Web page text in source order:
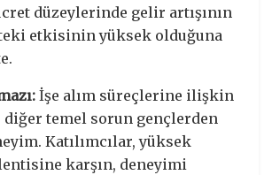
düzeylerinde gelir artışının
etkisinin yüksek olduğuna
İşe alım süreçlerine ilişkin
diğer temel sorun gençlerden
Katılımcılar, yüksek
karşın, deneyimi